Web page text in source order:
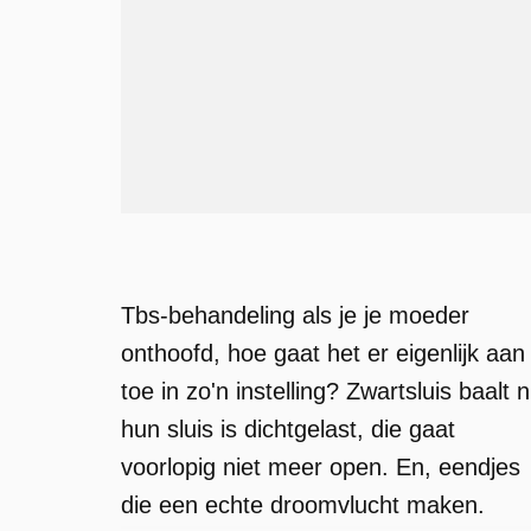
Tbs-behandeling als je je moeder
onthoofd, hoe gaat het er eigenlijk aan
toe in zo'n instelling? Zwartsluis baalt
hun sluis is dichtgelast, die gaat
voorlopig niet meer open. En, eendjes
die een echte droomvlucht maken.